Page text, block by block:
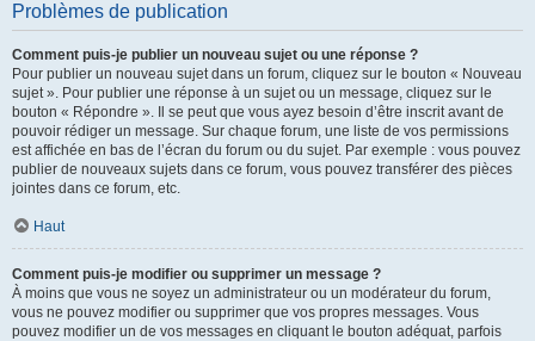
Problèmes de publication
Comment puis-je publier un nouveau sujet ou une réponse ?
Pour publier un nouveau sujet dans un forum, cliquez sur le bouton « Nouveau
sujet ». Pour publier une réponse à un sujet ou un message, cliquez sur le
bouton « Répondre ». Il se peut que vous ayez besoin d’être inscrit avant de
pouvoir rédiger un message. Sur chaque forum, une liste de vos permissions
est affichée en bas de l’écran du forum ou du sujet. Par exemple : vous pouvez
publier de nouveaux sujets dans ce forum, vous pouvez transférer des pièces
jointes dans ce forum, etc.
Haut
Comment puis-je modifier ou supprimer un message ?
À moins que vous ne soyez un administrateur ou un modérateur du forum,
vous ne pouvez modifier ou supprimer que vos propres messages. Vous
pouvez modifier un de vos messages en cliquant le bouton adéquat, parfois